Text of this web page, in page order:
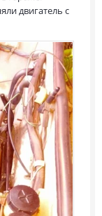
двигатель с